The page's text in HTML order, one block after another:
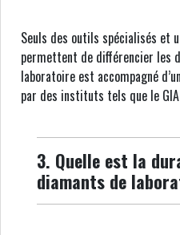
Seuls des outils spécialisés et
permettent de différencier les
laboratoire est accompagné
par des instituts tels que le GIA
3. Quelle est la
diamants de